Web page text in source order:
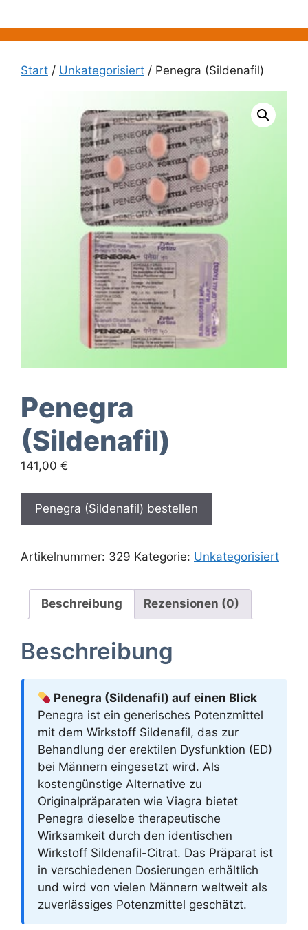
Inhalt
springen
Start / Unkategorisiert / Penegra (Sildenafil)
Penegra
(Sildenafil)
141,00 €
Penegra (Sildenafil) bestellen
Artikelnummer: 329 Kategorie: Unkategorisiert
Beschreibung Rezensionen (0)
Beschreibung
Penegra (Sildenafil) auf einen Blick
Penegra ist ein generisches Potenzmittel
mit dem Wirkstoff Sildenafil, das zur
Behandlung der erektilen Dysfunktion (ED)
bei Männern eingesetzt wird. Als
kostengünstige Alternative zu
Originalpräparaten wie Viagra bietet
Penegra dieselbe therapeutische
Wirksamkeit durch den identischen
Wirkstoff Sildenafil-Citrat. Das Präparat ist
in verschiedenen Dosierungen erhältlich
und wird von vielen Männern weltweit als
zuverlässiges Potenzmittel geschätzt.